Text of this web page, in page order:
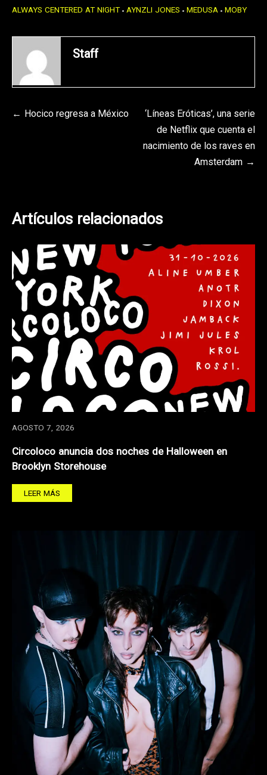
ALWAYS CENTERED AT NIGHT AYNZLI JONES MEDUSA MOBY
Staff
Navegación
Hocico regresa a México
‘Líneas Eróticas’, una serie
de Netflix que cuenta el
nacimiento de los raves en
Amsterdam
Artículos relacionados
AGOSTO 7, 2026
Circoloco anuncia dos noches de Halloween en
Brooklyn Storehouse
LEER MÁS